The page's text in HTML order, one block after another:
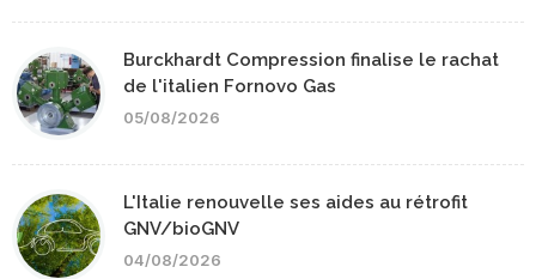
Burckhardt Compression finalise le rachat
de l'italien Fornovo Gas
05/08/2026
L'Italie renouvelle ses aides au rétrofit
GNV/bioGNV
04/08/2026